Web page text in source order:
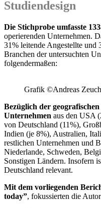
Studiendesign
Die Stichprobe umfasste
operierenden Unternehmen.
31% leitende Angestellte und
Branchen der untersuchten
folgendermaßen:
Grafik ©Andreas
Bezüglich der
Unternehmen aus den USA
von Deutschland (11%),
Indien (je 8%), Australien,
restlichen Unternehmen und
Niederlande, Schweden,
Sonstigen Ländern. Insofern
Deutschland relevant.
Mit dem vorliegenden
today”, fokussierten die